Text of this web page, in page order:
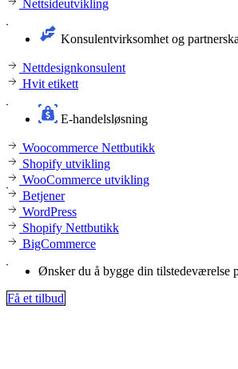
Nettsideutvikling
Konsulentvirksomhet og
Nettdesignkonsulent
Hvit etikett
E-handelsløsning
Woocommerce Nettbutikk
Shopify utvikling
WooCommerce utvikling
Betjener
WordPress
Shopify Nettbutikk
BigCommerce
Ønsker du å bygge din tilstedeværelse
Få et tilbud